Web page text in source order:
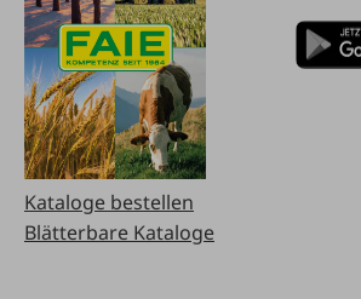
Kataloge bestellen
Blätterbare Kataloge